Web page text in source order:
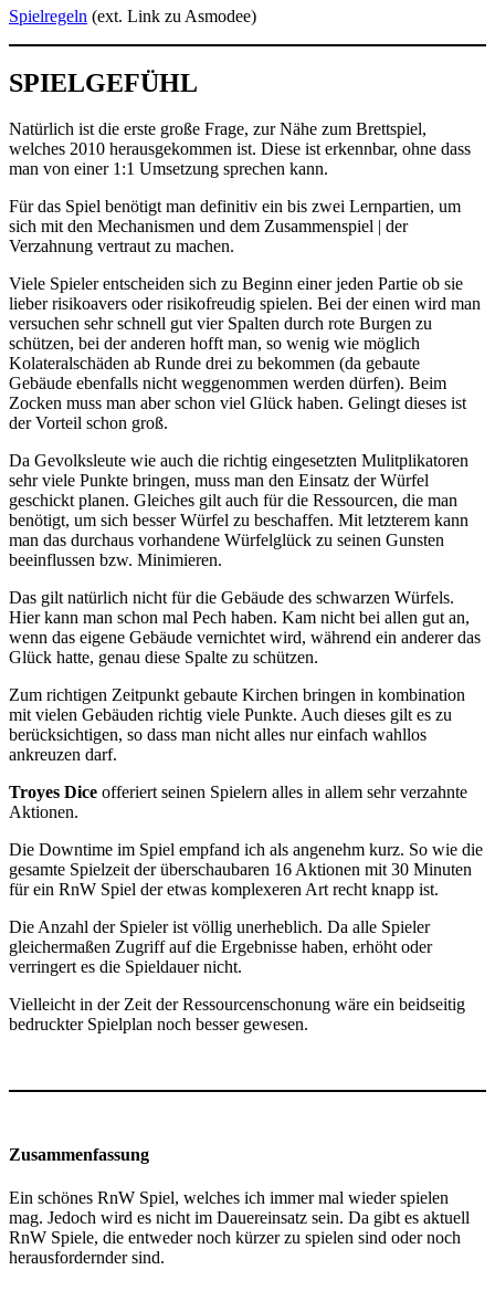
Spielregeln (ext. Link zu Asmodee)
SPIELGEFÜHL
Natürlich ist die erste große Frage, zur Nähe zum Brettspiel,
welches 2010 herausgekommen ist. Diese ist erkennbar, ohne dass
man von einer 1:1 Umsetzung sprechen kann.
Für das Spiel benötigt man definitiv ein bis zwei Lernpartien, um
sich mit den Mechanismen und dem Zusammenspiel | der
Verzahnung vertraut zu machen.
Viele Spieler entscheiden sich zu Beginn einer jeden Partie ob sie
lieber risikoavers oder risikofreudig spielen. Bei der einen wird man
versuchen sehr schnell gut vier Spalten durch rote Burgen zu
schützen, bei der anderen hofft man, so wenig wie möglich
Kolateralschäden ab Runde drei zu bekommen (da gebaute
Gebäude ebenfalls nicht weggenommen werden dürfen). Beim
Zocken muss man aber schon viel Glück haben. Gelingt dieses ist
der Vorteil schon groß.
Da Gevolksleute wie auch die richtig eingesetzten Mulitplikatoren
sehr viele Punkte bringen, muss man den Einsatz der Würfel
geschickt planen. Gleiches gilt auch für die Ressourcen, die man
benötigt, um sich besser Würfel zu beschaffen. Mit letzterem kann
man das durchaus vorhandene Würfelglück zu seinen Gunsten
beeinflussen bzw. Minimieren.
Das gilt natürlich nicht für die Gebäude des schwarzen Würfels.
Hier kann man schon mal Pech haben. Kam nicht bei allen gut an,
wenn das eigene Gebäude vernichtet wird, während ein anderer das
Glück hatte, genau diese Spalte zu schützen.
Zum richtigen Zeitpunkt gebaute Kirchen bringen in kombination
mit vielen Gebäuden richtig viele Punkte. Auch dieses gilt es zu
berücksichtigen, so dass man nicht alles nur einfach wahllos
ankreuzen darf.
Troyes Dice offeriert seinen Spielern alles in allem sehr verzahnte
Aktionen.
Die Downtime im Spiel empfand ich als angenehm kurz. So wie die
gesamte Spielzeit der überschaubaren 16 Aktionen mit 30 Minuten
für ein RnW Spiel der etwas komplexeren Art recht knapp ist.
Die Anzahl der Spieler ist völlig unerheblich. Da alle Spieler
gleichermaßen Zugriff auf die Ergebnisse haben, erhöht oder
verringert es die Spieldauer nicht.
Vielleicht in der Zeit der Ressourcenschonung wäre ein beidseitig
bedruckter Spielplan noch besser gewesen.
Zusammenfassung
Ein schönes RnW Spiel, welches ich immer mal wieder spielen
mag. Jedoch wird es nicht im Dauereinsatz sein. Da gibt es aktuell
RnW Spiele, die entweder noch kürzer zu spielen sind oder noch
herausfordernder sind.